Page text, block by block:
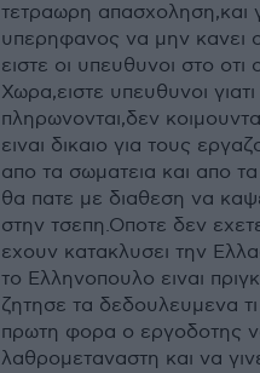
τετραωρη απασχοληση,και
υπερηφανος να μην κανει
ειστε οι υπευθυνοι στο
Χωρα,ειστε υπευθυνοι
πληρωνονται,δεν
ειναι δικαιο για τους
απο τα σωματεια και απο
θα πατε με διαθεση να
στην τσεπη.Οποτε δεν
εχουν κατακλυσει την
το Ελληνοπουλο ειναι
ζητησε τα δεδουλευμενα τι
πρωτη φορα ο εργοδοτης
λαθρομεταναστη και να